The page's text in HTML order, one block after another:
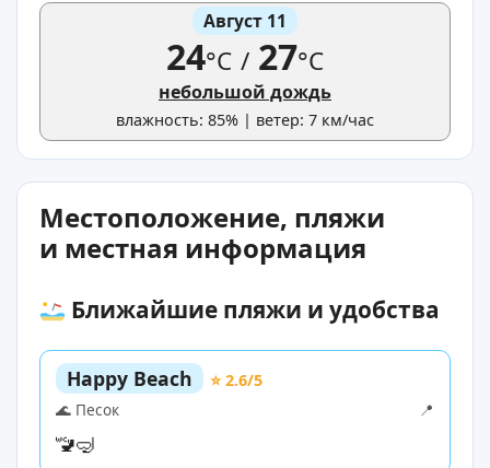
Август 11
24°C / 27°C
небольшой дождь
влажность: 85% | ветер: 7 км/час
Местоположение, пляжи
и местная информация
Ближайшие пляжи и удобства
Happy Beach
⭐ 2.6/5
🌊 Песок
📍
🚾🤿